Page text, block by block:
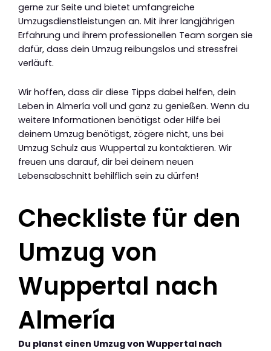
gerne zur Seite und bietet umfangreiche
Umzugsdienstleistungen an. Mit ihrer langjährigen
Erfahrung und ihrem professionellen Team sorgen sie
dafür, dass dein Umzug reibungslos und stressfrei
verläuft.
Wir hoffen, dass dir diese Tipps dabei helfen, dein
Leben in Almería voll und ganz zu genießen. Wenn du
weitere Informationen benötigst oder Hilfe bei
deinem Umzug benötigst, zögere nicht, uns bei
Umzug Schulz aus Wuppertal zu kontaktieren. Wir
freuen uns darauf, dir bei deinem neuen
Lebensabschnitt behilflich sein zu dürfen!
Checkliste für den
Umzug von
Wuppertal nach
Almería
Du planst einen Umzug von Wuppertal nach